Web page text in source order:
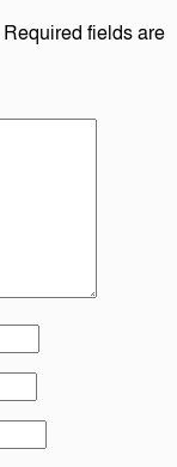
Required fields are